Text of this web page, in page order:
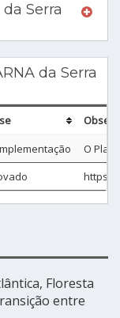
Serra
da Serra
O
https://
Floresta
entre